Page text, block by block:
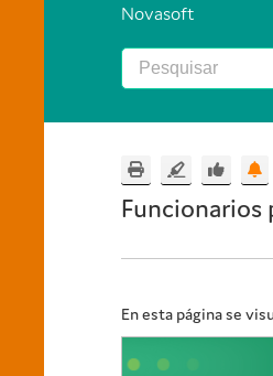
Novasoft
En esta página se